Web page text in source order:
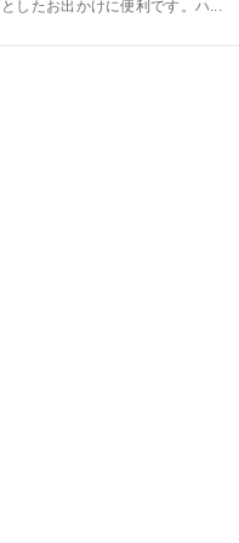
としたお出かけに便利です。ハ...